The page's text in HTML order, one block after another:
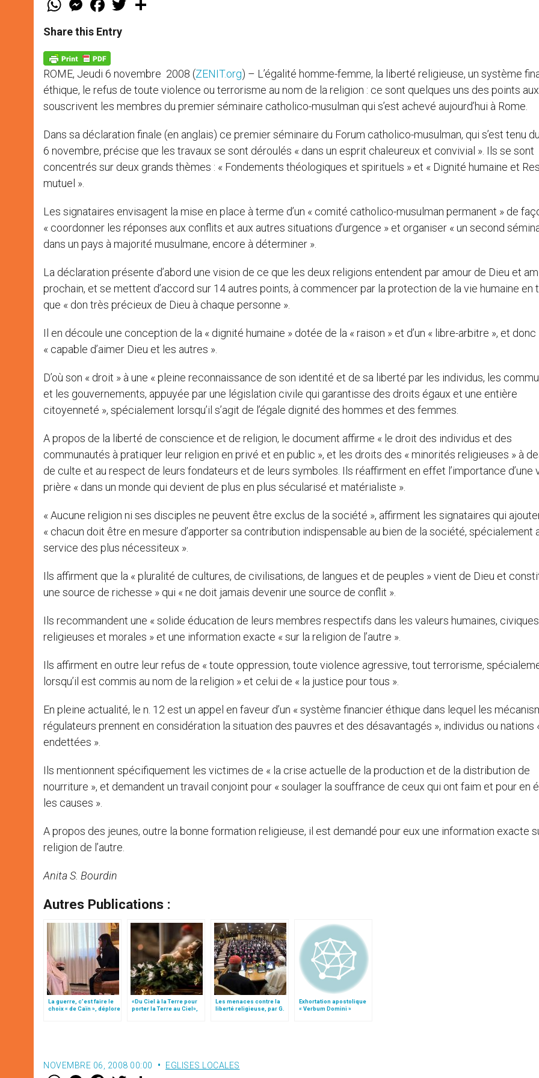
t
s
p
p
e
s
e
g
e
r
a
e
b
k
w
Share this Entry
ROME, Jeudi 6 novembre 2008 (ZENIT.org) – L’égalité homme-femme, la liberté religieuse, un système
éthique, le refus de toute violence ou terrorisme au nom de la religion : ce sont quelques uns des points
souscrivent les membres du premier séminaire catholico-musulman qui s’est achevé aujourd’hui à Rome.
Dans sa déclaration finale (en anglais) ce premier séminaire du Forum catholico-musulman, qui s’est tenu
6 novembre, précise que les travaux se sont déroulés « dans un esprit chaleureux et convivial ». Ils se sont
concentrés sur deux grands thèmes : « Fondements théologiques et spirituels » et « Dignité humaine et
mutuel ».
Les signataires envisagent la mise en place à terme d’un « comité catholico-musulman permanent » de
« coordonner les réponses aux conflits et aux autres situations d’urgence » et organiser « un second
dans un pays à majorité musulmane, encore à déterminer ».
La déclaration présente d’abord une vision de ce que les deux religions entendent par amour de Dieu et
prochain, et se mettent d’accord sur 14 autres points, à commencer par la protection de la vie humaine en
que « don très précieux de Dieu à chaque personne ».
Il en découle une conception de la « dignité humaine » dotée de la « raison » et d’un « libre-arbitre », et donc
« capable d’aimer Dieu et les autres ».
D’où son « droit » à une « pleine reconnaissance de son identité et de sa liberté par les individus, les
et les gouvernements, appuyée par une législation civile qui garantisse des droits égaux et une entière
citoyenneté », spécialement lorsqu’il s’agit de l’égale dignité des hommes et des femmes.
A propos de la liberté de conscience et de religion, le document affirme « le droit des individus et des
communautés à pratiquer leur religion en privé et en public », et les droits des « minorités religieuses » à
de culte et au respect de leurs fondateurs et de leurs symboles. Ils réaffirment en effet l’importance d’une
prière « dans un monde qui devient de plus en plus sécularisé et matérialiste ».
« Aucune religion ni ses disciples ne peuvent être exclus de la société », affirment les signataires qui
« chacun doit être en mesure d’apporter sa contribution indispensable au bien de la société, spécialement
service des plus nécessiteux ».
Ils affirment que la « pluralité de cultures, de civilisations, de langues et de peuples » vient de Dieu et
une source de richesse » qui « ne doit jamais devenir une source de conflit ».
Ils recommandent une « solide éducation de leurs membres respectifs dans les valeurs humaines,
religieuses et morales » et une information exacte « sur la religion de l’autre ».
Ils affirment en outre leur refus de « toute oppression, toute violence agressive, tout terrorisme,
lorsqu’il est commis au nom de la religion » et celui de « la justice pour tous ».
En pleine actualité, le n. 12 est un appel en faveur d’un « système financier éthique dans lequel les
régulateurs prennent en considération la situation des pauvres et des désavantagés », individus ou nations
endettées ».
Ils mentionnent spécifiquement les victimes de « la crise actuelle de la production et de la distribution de
nourriture », et demandent un travail conjoint pour « soulager la souffrance de ceux qui ont faim et pour en
les causes ».
A propos des jeunes, outre la bonne formation religieuse, il est demandé pour eux une information exacte
religion de l’autre.
Anita S. Bourdin
Autres Publications :
La guerre, c’est faire le
choix « de Caïn », déplore
«Du Ciel à la Terre pour
porter la Terre au Ciel»,
Les menaces contre la
liberté religieuse, par G.
Exhortation apostolique
« Verbum Domini »
NOVEMBRE 06, 2008 00:00 EGLISES LOCALES